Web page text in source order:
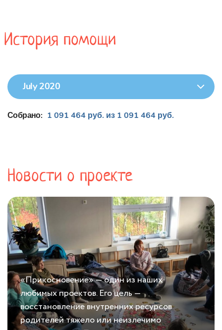
История помощи
July 2020
Собрано: 1 091 464 руб. из 1 091 464 руб.
Новости о проекте
«Прикосновение» — один из наших
любимых проектов. Его цель —
восстановление внутренних ресурсов
родителей тяжело или неизлечимо